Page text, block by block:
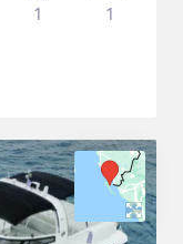
1 1